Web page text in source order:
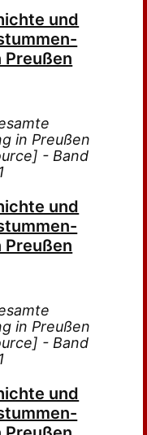
und
Preußen
in Preußen
- Band
und
Preußen
in Preußen
- Band
und